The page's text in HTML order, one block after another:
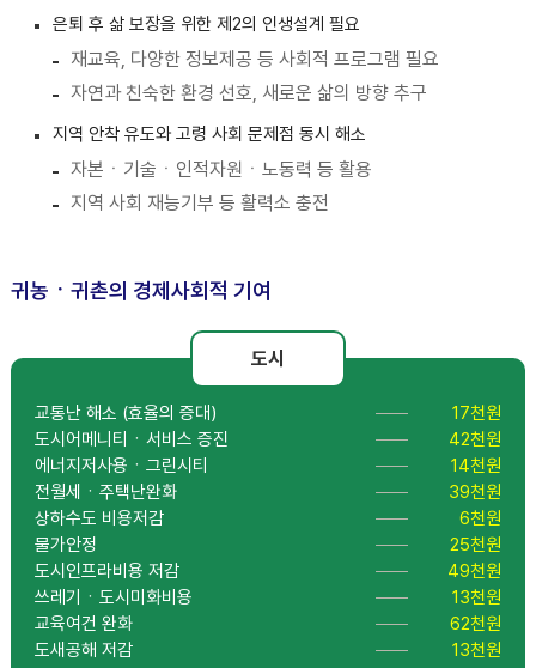
은퇴 후 삶 보장을 위한 제2의 인생설계 필요
재교육, 다양한 정보제공 등 사회적 프로그램 필요
자연과 친숙한 환경 선호, 새로운 삶의 방향 추구
지역 안착 유도와 고령 사회 문제점 동시 해소
자본ㆍ기술ㆍ인적자원ㆍ노동력 등 활용
지역 사회 재능기부 등 활력소 충전
귀농ㆍ귀촌의 경제사회적 기여
도시
교통난 해소 (효율의 증대)
17천원
도시어메니티ㆍ서비스 증진
42천원
에너지저사용ㆍ그린시티
14천원
전월세ㆍ주택난완화
39천원
상하수도 비용저감
6천원
물가안정
25천원
도시인프라비용 저감
49천원
쓰레기ㆍ도시미화비용
13천원
교육여건 완화
62천원
도새공해 저감
13천원